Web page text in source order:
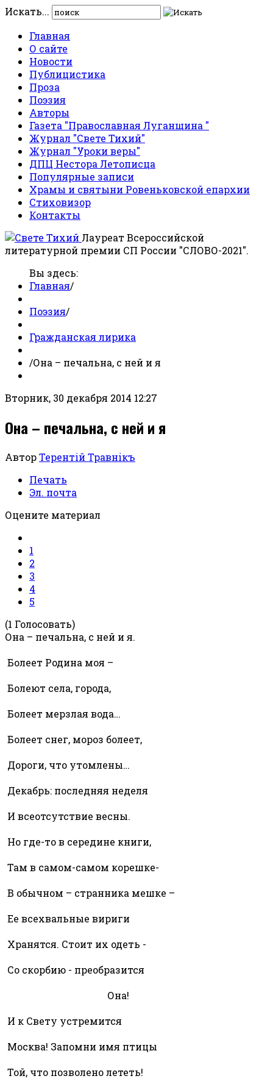
Искать...
Главная
О сайте
Новости
Публицистика
Проза
Поэзия
Авторы
Газета "Православная Луганщина "
Журнал "Свете Тихий"
Журнал "Уроки веры"
ДПЦ Нестора Летописца
Популярные записи
Храмы и святыни Ровеньковской епархии
Стиховизор
Контакты
Лауреат Всероссийской
литературной премии СП России "СЛОВО-2021".
Вы здесь:
Главная/
Поэзия/
Гражданская лирика
/Она – печальна, с ней и я
Вторник, 30 декабря 2014 12:27
Она – печальна, с ней и я
АвторТерентiй Травнiкъ
Печать
Эл. почта
Оцените материал
1
2
3
4
5
(1 Голосовать)
Она – печальна, с ней и я.
Болеет Родина моя –
Болеют села, города,
Болеет мерзлая вода…
Болеет снег, мороз болеет,
Дороги, что утомлены…
Декабрь: последняя неделя
И всеотсутствие весны.
Но где-то в середине книги,
Там в самом-самом корешке-
В обычном – странника мешке –
Ее всехвальные вириги
Хранятся. Стоит их одеть -
Со скорбию - преобразится
Она!
И к Свету устремится
Москва! Запомни имя птицы
Той, что позволено лететь!